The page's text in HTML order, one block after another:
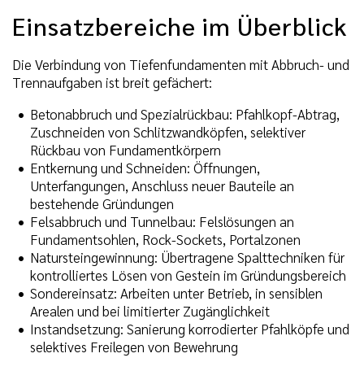
Einsatzbereiche im Überblick
Die Verbindung von Tiefenfundamenten mit Abbruch- und
Trennaufgaben ist breit gefächert:
Betonabbruch und Spezialrückbau: Pfahlkopf-Abtrag,
Zuschneiden von Schlitzwandköpfen, selektiver
Rückbau von Fundamentkörpern
Entkernung und Schneiden: Öffnungen,
Unterfangungen, Anschluss neuer Bauteile an
bestehende Gründungen
Felsabbruch und Tunnelbau: Felslösungen an
Fundamentsohlen, Rock-Sockets, Portalzonen
Natursteingewinnung: Übertragene Spalttechniken für
kontrolliertes Lösen von Gestein im Gründungsbereich
Sondereinsatz: Arbeiten unter Betrieb, in sensiblen
Arealen und bei limitierter Zugänglichkeit
Instandsetzung: Sanierung korrodierter Pfahlköpfe und
selektives Freilegen von Bewehrung